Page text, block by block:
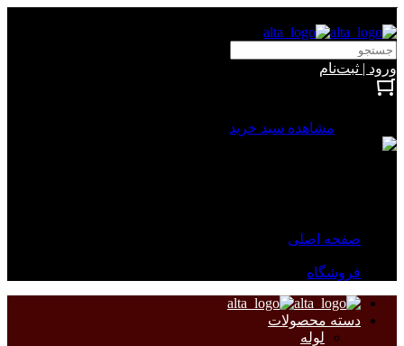
ورود | ثبت‌نام
مشاهده سبد خرید
صفحه اصلی
فروشگاه
دسته محصولات
لوله